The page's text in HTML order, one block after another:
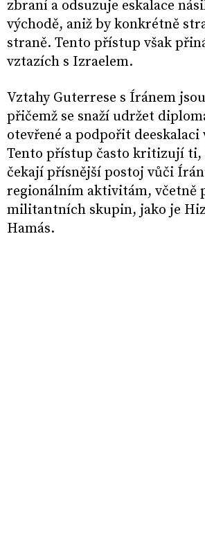
zbraní a odsuzuje eskalace
východě, aniž by konkrétně
straně. Tento přístup však
vztazích s Izraelem.
Vztahy Guterrese s Íránem
přičemž se snaží udržet
otevřené a podpořit deeskalaci
Tento přístup často kritizují ti,
čekají přísnější postoj vůči
regionálním aktivitám, včetně
militantních skupin, jako je
Hamás.